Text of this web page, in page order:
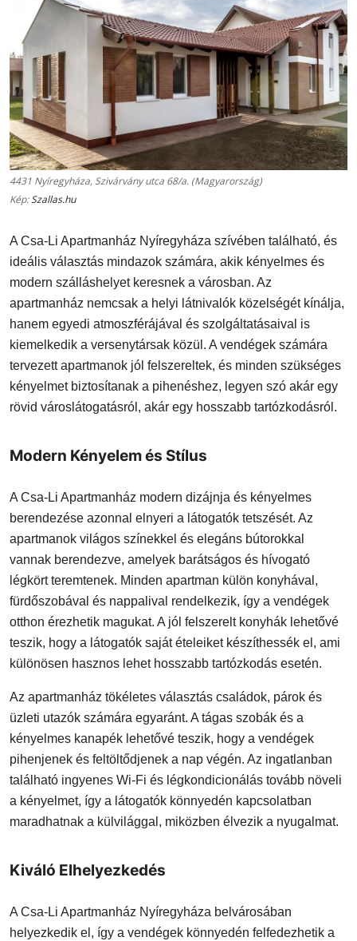
4431 Nyíregyháza, Szivárvány utca 68/a. (Magyarország)
Kép:Szallas.hu
A Csa-Li Apartmanház Nyíregyháza szívében található, és
ideális választás mindazok számára, akik kényelmes és
modern szálláshelyet keresnek a városban. Az
apartmanház nemcsak a helyi látnivalók közelségét kínálja,
hanem egyedi atmoszférájával és szolgáltatásaival is
kiemelkedik a versenytársak közül. A vendégek számára
tervezett apartmanok jól felszereltek, és minden szükséges
kényelmet biztosítanak a pihenéshez, legyen szó akár egy
rövid városlátogatásról, akár egy hosszabb tartózkodásról.
Modern Kényelem és Stílus
A Csa-Li Apartmanház modern dizájnja és kényelmes
berendezése azonnal elnyeri a látogatók tetszését. Az
apartmanok világos színekkel és elegáns bútorokkal
vannak berendezve, amelyek barátságos és hívogató
légkört teremtenek. Minden apartman külön konyhával,
fürdőszobával és nappalival rendelkezik, így a vendégek
otthon érezhetik magukat. A jól felszerelt konyhák lehetővé
teszik, hogy a látogatók saját ételeiket készíthessék el, ami
különösen hasznos lehet hosszabb tartózkodás esetén.
Az apartmanház tökéletes választás családok, párok és
üzleti utazók számára egyaránt. A tágas szobák és a
kényelmes kanapék lehetővé teszik, hogy a vendégek
pihenjenek és feltöltődjenek a nap végén. Az ingatlanban
található ingyenes Wi-Fi és légkondicionálás tovább növeli
a kényelmet, így a látogatók könnyedén kapcsolatban
maradhatnak a külvilággal, miközben élvezik a nyugalmat.
Kiváló Elhelyezkedés
A Csa-Li Apartmanház Nyíregyháza belvárosában
helyezkedik el, így a vendégek könnyedén felfedezhetik a